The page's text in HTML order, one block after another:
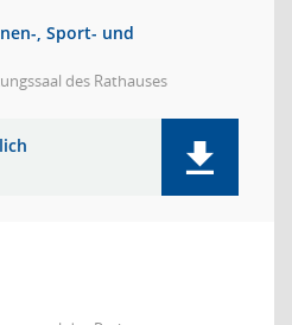
, Sport- und
des Rathauses